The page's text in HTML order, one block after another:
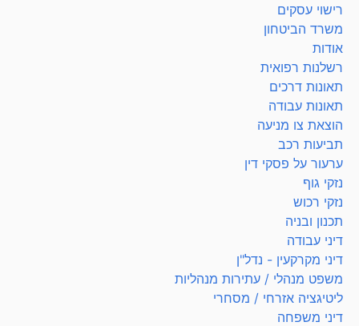
רישוי עסקים
משרד הביטחון
אודות
רשלנות רפואית
תאונות דרכים
תאונות עבודה
הוצאת צו מניעה
תביעות רכב
ערעור על פסקי דין
נזקי גוף
נזקי רכוש
תכנון ובניה
דיני עבודה
דיני מקרקעין - נדל"ן
משפט מנהלי / עתירות מנהליות
ליטיגציה אזרחי / מסחרי
דיני משפחה